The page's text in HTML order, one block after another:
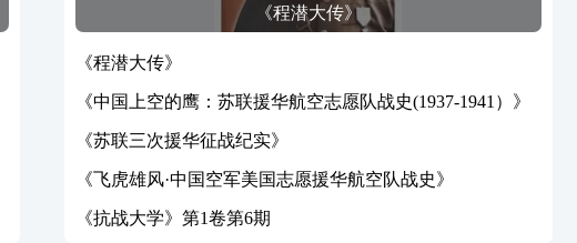
《程潜大传》
《程潜大传》
《中国上空的鹰：苏联援华航空志愿队战史(1937-1941）》
《苏联三次援华征战纪实》
《飞虎雄风·中国空军美国志愿援华航空队战史》
《抗战大学》第1卷第6期